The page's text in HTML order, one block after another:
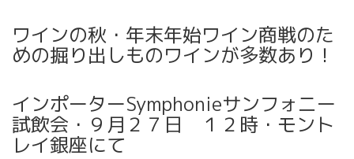
ワインの秋・年末年始ワイン商戦のた
めの掘り出しものワインが多数あり！
インポーターSymphonieサンフォニー
試飲会・９月２７日 １２時・モント
レイ銀座にて